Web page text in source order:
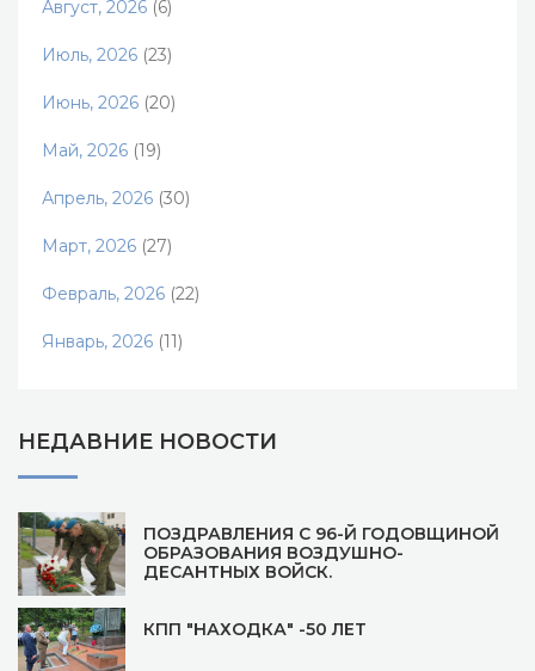
Август, 2026 (6)
Июль, 2026 (23)
Июнь, 2026 (20)
Май, 2026 (19)
Апрель, 2026 (30)
Март, 2026 (27)
Февраль, 2026 (22)
Январь, 2026 (11)
НЕДАВНИЕ НОВОСТИ
ПОЗДРАВЛЕНИЯ С 96-Й ГОДОВЩИНОЙ
ОБРАЗОВАНИЯ ВОЗДУШНО-
ДЕСАНТНЫХ ВОЙСК.
КПП "НАХОДКА" -50 ЛЕТ